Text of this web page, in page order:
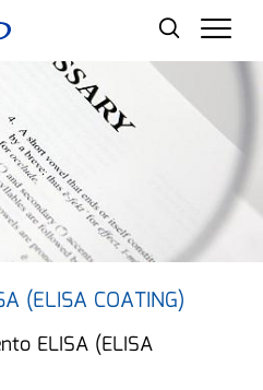
(ELISA COATING)
ELISA (ELISA